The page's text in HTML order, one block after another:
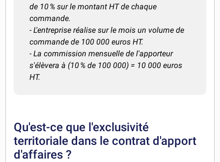
de 10 % sur le montant HT de chaque
commande.
- L'entreprise réalise sur le mois un volume de
commande de 100 000 euros HT.
- La commission mensuelle de l'apporteur
s'élèvera à (10 % de 100 000) = 10 000 euros
HT.
Qu'est-ce que l'exclusivité
territoriale dans le contrat d'apport
d'affaires ?